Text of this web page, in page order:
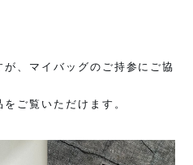
が、マイバッグのご持参にご協
ご覧いただけます。